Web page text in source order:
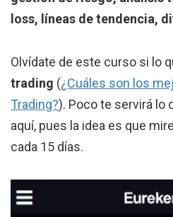
loss, líneas de tendencia,
Olvídate de este curso si lo
trading (¿Cuáles son los
Trading?). Poco te servirá lo
aquí, pues la idea es que
cada 15 días.